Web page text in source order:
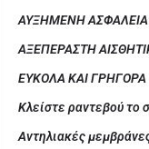
ΑΥΞΗΜΕΝΗ ΑΣΦΑΛΕΙΑ
ΑΞΕΠΕΡΑΣΤΗ
ΕΥΚΟΛΑ ΚΑΙ ΓΡΗΓΟΡΑ
Kλείστε ραντεβού το
Αντηλιακές